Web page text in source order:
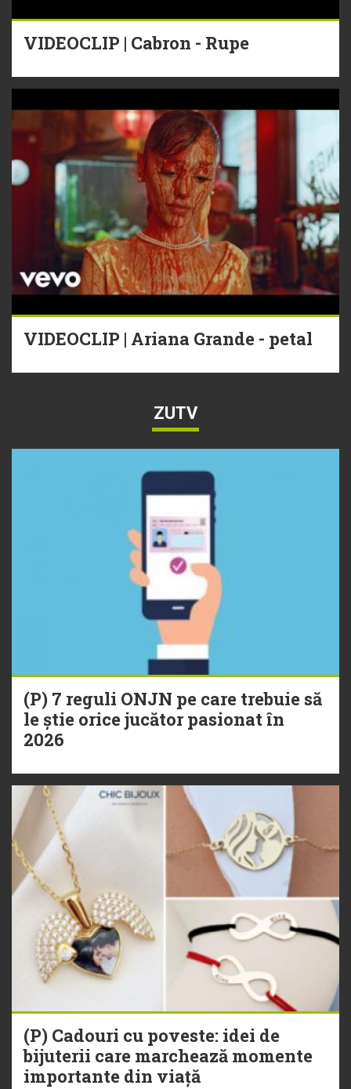
VIDEOCLIP | Cabron - Rupe
VIDEOCLIP | Ariana Grande - petal
ZUTV
(P) 7 reguli ONJN pe care trebuie să
le știe orice jucător pasionat în
2026
(P) Cadouri cu poveste: idei de
bijuterii care marchează momente
importante din viață